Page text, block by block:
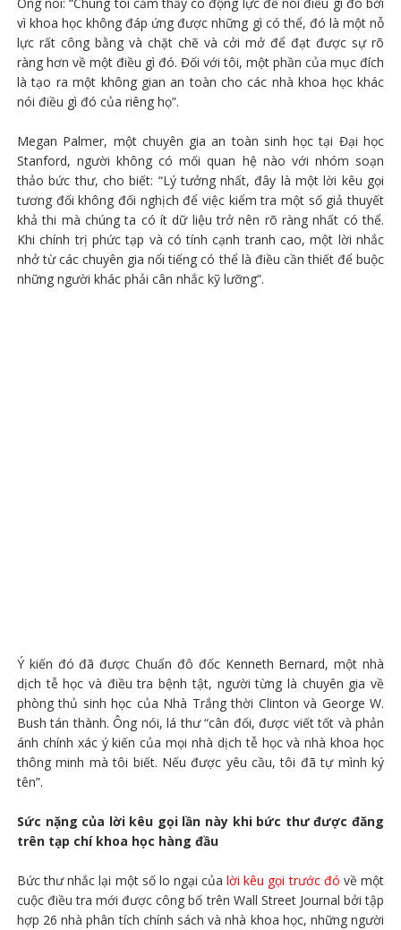
vì khoa học không đáp ứng được những gì có thể, đó là một nỗ
lực rất công bằng và chặt chẽ và cởi mở để đạt được sự rõ
ràng hơn về một điều gì đó. Đối với tôi, một phần của mục đích
là tạo ra một không gian an toàn cho các nhà khoa học khác
nói điều gì đó của riêng họ”.
Megan Palmer, một chuyên gia an toàn sinh học tại Đại học
Stanford, người không có mối quan hệ nào với nhóm soạn
thảo bức thư, cho biết: “Lý tưởng nhất, đây là một lời kêu gọi
tương đối không đối nghịch để việc kiểm tra một số giả thuyết
khả thi mà chúng ta có ít dữ liệu trở nên rõ ràng nhất có thể.
Khi chính trị phức tạp và có tính cạnh tranh cao, một lời nhắc
nhở từ các chuyên gia nổi tiếng có thể là điều cần thiết để buộc
những người khác phải cân nhắc kỹ lưỡng”.
Ý kiến đó đã được Chuẩn đô đốc Kenneth Bernard, một nhà
dịch tễ học và điều tra bệnh tật, người từng là chuyên gia về
phòng thủ sinh học của Nhà Trắng thời Clinton và George W.
Bush tán thành. Ông nói, lá thư “cân đối, được viết tốt và phản
ánh chính xác ý kiến của mọi nhà dịch tễ học và nhà khoa học
thông minh mà tôi biết. Nếu được yêu cầu, tôi đã tự mình ký
tên”.
Sức nặng của lời kêu gọi lần này khi bức thư được đăng
trên tạp chí khoa học hàng đầu
Bức thư nhắc lại một số lo ngại củalời kêu gọi trước đó về một
cuộc điều tra mới được công bố trên Wall Street Journal bởi tập
hợp 26 nhà phân tích chính sách và nhà khoa học, những người